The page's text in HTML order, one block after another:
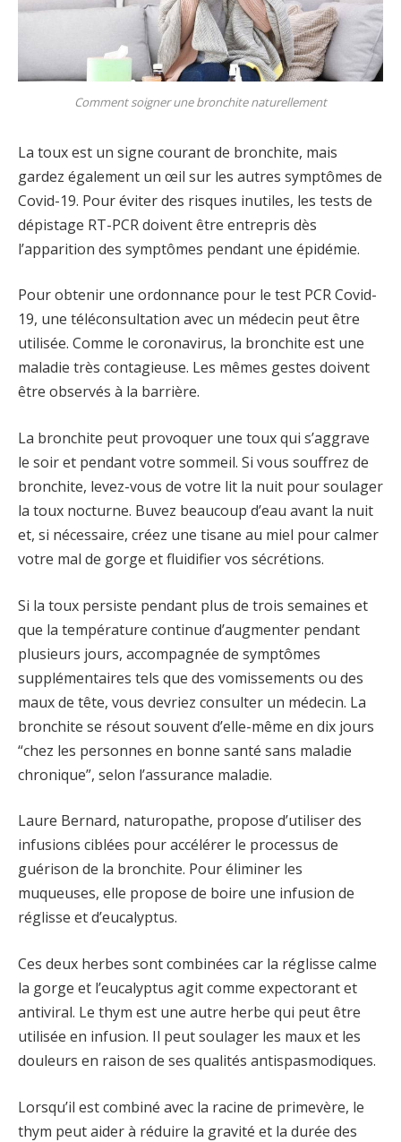
Comment soigner une bronchite naturellement
La toux est un signe courant de bronchite, mais
gardez également un œil sur les autres symptômes de
Covid-19. Pour éviter des risques inutiles, les tests de
dépistage RT-PCR doivent être entrepris dès
l’apparition des symptômes pendant une épidémie.
Pour obtenir une ordonnance pour le test PCR Covid-
19, une téléconsultation avec un médecin peut être
utilisée. Comme le coronavirus, la bronchite est une
maladie très contagieuse. Les mêmes gestes doivent
être observés à la barrière.
La bronchite peut provoquer une toux qui s’aggrave
le soir et pendant votre sommeil. Si vous souffrez de
bronchite, levez-vous de votre lit la nuit pour soulager
la toux nocturne. Buvez beaucoup d’eau avant la nuit
et, si nécessaire, créez une tisane au miel pour calmer
votre mal de gorge et fluidifier vos sécrétions.
Si la toux persiste pendant plus de trois semaines et
que la température continue d’augmenter pendant
plusieurs jours, accompagnée de symptômes
supplémentaires tels que des vomissements ou des
maux de tête, vous devriez consulter un médecin. La
bronchite se résout souvent d’elle-même en dix jours
“chez les personnes en bonne santé sans maladie
chronique”, selon l’assurance maladie.
Laure Bernard, naturopathe, propose d’utiliser des
infusions ciblées pour accélérer le processus de
guérison de la bronchite. Pour éliminer les
muqueuses, elle propose de boire une infusion de
réglisse et d’eucalyptus.
Ces deux herbes sont combinées car la réglisse calme
la gorge et l’eucalyptus agit comme expectorant et
antiviral. Le thym est une autre herbe qui peut être
utilisée en infusion. Il peut soulager les maux et les
douleurs en raison de ses qualités antispasmodiques.
Lorsqu’il est combiné avec la racine de primevère, le
thym peut aider à réduire la gravité et la durée des